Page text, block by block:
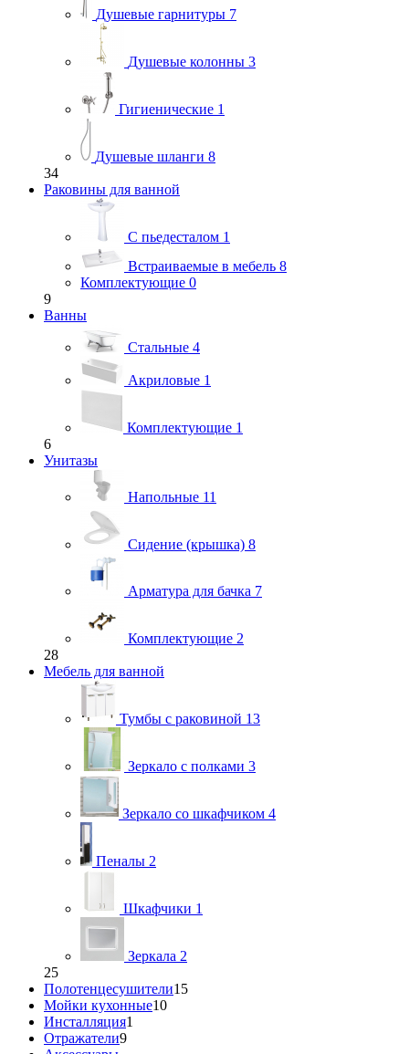
Душевые гарнитуры 7
Душевые колонны 3
Гигиенические 1
Душевые шланги 8
34
Раковины для ванной
С пьедесталом 1
Встраиваемые в мебель 8
Комплектующие 0
9
Ванны
Стальные 4
Акриловые 1
Комплектующие 1
6
Унитазы
Напольные 11
Сидение (крышка) 8
Арматура для бачка 7
Комплектующие 2
28
Мебель для ванной
Тумбы с раковиной 13
Зеркало с полками 3
Зеркало со шкафчиком 4
Пеналы 2
Шкафчики 1
Зеркала 2
25
Полотенцесушители15
Мойки кухонные10
Инсталляция1
Отражатели9